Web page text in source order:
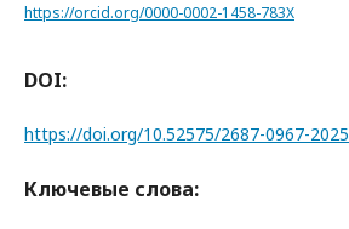
https://orcid.org/0000-0002-1458-783X
DOI:
https://doi.org/10.52575/2687-0967-
Ключевые слова: